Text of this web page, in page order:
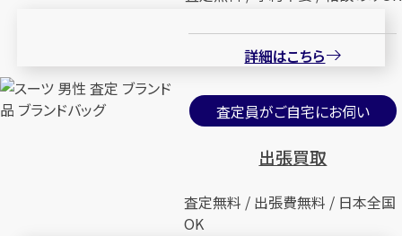
詳細はこちら
査定員がご自宅にお伺い
出張買取
査定無料 / 出張費無料 / 日本全国
OK